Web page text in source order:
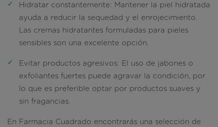
Hidratar constantemente: Mantener la piel hidratada
ayuda a reducir la sequedad y el enrojecimiento.
Las cremas hidratantes formuladas para pieles
sensibles son una excelente opción.
Evitar productos agresivos: El uso de jabones o
exfoliantes fuertes puede agravar la condición, por
lo que es preferible optar por productos suaves y
sin fragancias.
En Farmacia Cuadrado encontrarás una selección de